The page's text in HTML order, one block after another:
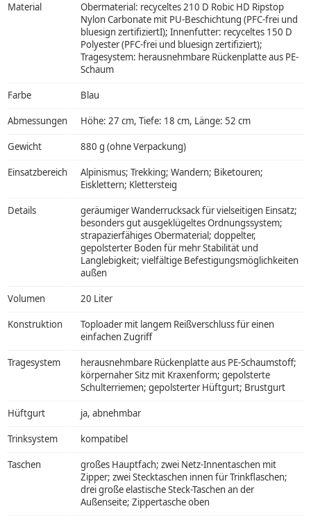
Material
Obermaterial: recyceltes 210 D Robic HD Ripstop
Nylon Carbonate mit PU-Beschichtung (PFC-frei und
bluesign zertifiziertI); Innenfutter: recyceltes 150 D
Polyester (PFC-frei und bluesign zertifiziert);
Tragesystem: herausnehmbare Rückenplatte aus PE-
Schaum
Farbe Blau
Abmessungen Höhe: 27 cm, Tiefe: 18 cm, Länge: 52 cm
Gewicht 880 g (ohne Verpackung)
Einsatzbereich
Alpinismus; Trekking; Wandern; Biketouren;
Eisklettern; Klettersteig
Details
geräumiger Wanderrucksack für vielseitigen Einsatz;
besonders gut ausgeklügeltes Ordnungssystem;
strapazierfähiges Obermaterial; doppelter,
gepolsterter Boden für mehr Stabilität und
Langlebigkeit; vielfältige Befestigungsmöglichkeiten
außen
Volumen 20 Liter
Konstruktion
Toploader mit langem Reißverschluss für einen
einfachen Zugriff
Tragesystem
herausnehmbare Rückenplatte aus PE-Schaumstoff;
körpernaher Sitz mit Kraxenform; gepolsterte
Schulterriemen; gepolsterter Hüftgurt; Brustgurt
Hüftgurt ja, abnehmbar
Trinksystem kompatibel
Taschen
großes Hauptfach; zwei Netz-Innentaschen mit
Zipper; zwei Stecktaschen innen für Trinkflaschen;
drei große elastische Steck-Taschen an der
Außenseite; Zippertasche oben